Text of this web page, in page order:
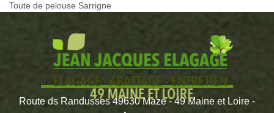
Toute de pelouse Sarrigne
Route ds Randusses 49630 Mazé - 49 Maine et Loire -